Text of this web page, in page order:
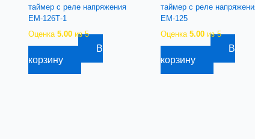
таймер с реле напряжения
ЕМ-126Т-1
Оценка 5.00из 5
В
корзину
таймер с реле
ЕМ-125
Оценка 5.00из 5
В
корзину